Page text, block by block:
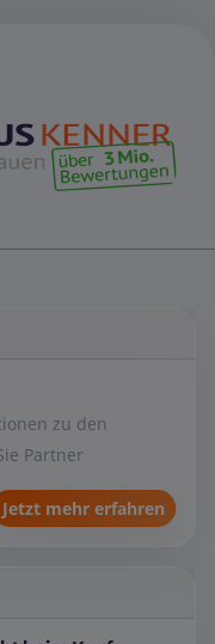
zu den
Partner
Jetzt mehr erfahren